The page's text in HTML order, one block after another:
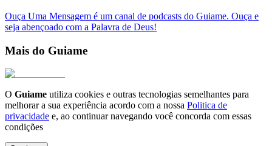
Ouça Uma Mensagem é um canal de podcasts do Guiame. Ouça e
seja abençoado com a Palavra de Deus!
Mais do Guiame
O Guiame utiliza cookies e outras tecnologias semelhantes para
melhorar a sua experiência acordo com a nossa Politica de
privacidade e, ao continuar navegando você concorda com essas
condições